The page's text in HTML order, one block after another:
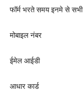
फॉर्म भरते समय इनमे से सभी
मोबाइल नंबर
ईमेल आईडी
आधार कार्ड